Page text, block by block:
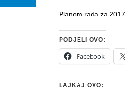
Planom rada za
PODJELI OVO:
Facebook
LAJKAJ OVO: